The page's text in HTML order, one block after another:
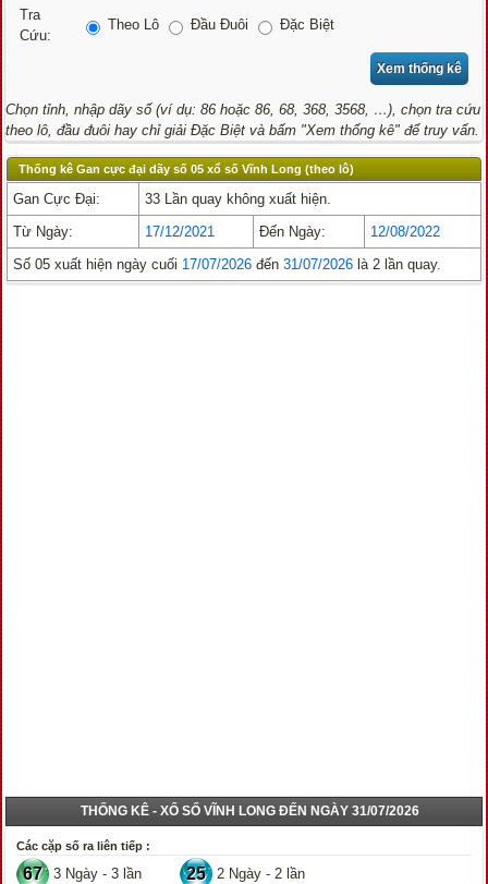
Tra
Cứu:
Theo Lô Đầu Đuôi Đặc Biệt
Chọn tỉnh, nhập dãy số (ví dụ: 86 hoặc 86, 68, 368, 3568, …), chọn tra cứu
theo lô, đầu đuôi hay chỉ giải Đặc Biệt và bấm "Xem thống kê" để truy vấn.
Thống kê Gan cực đại dãy số 05 xổ số Vĩnh Long (theo lô)
Gan Cực Đại:
33 Lần quay không xuất hiện.
Từ Ngày:
17/12/2021 Đến Ngày:
12/08/2022
Số 05 xuất hiện ngày cuối 17/07/2026 đến 31/07/2026 là 2 lần quay.
THỐNG KÊ - XỔ SỐ VĨNH LONG ĐẾN NGÀY 31/07/2026
Các cặp số ra liên tiếp :
67 3 Ngày - 3 lần 25 2 Ngày - 2 lần